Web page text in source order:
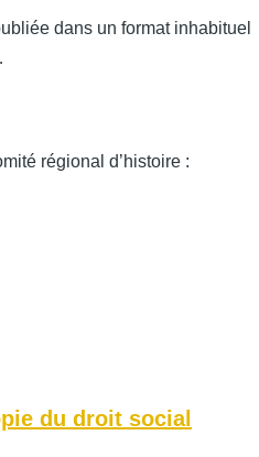
dans un format inhabituel
régional d’histoire :
du droit social